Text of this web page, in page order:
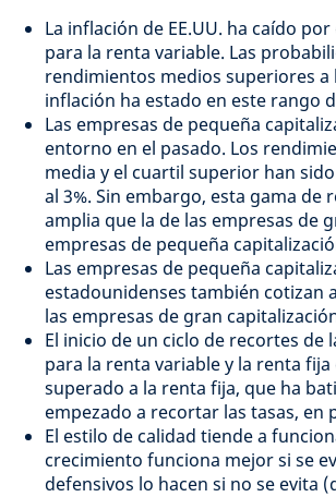
La inflación de EE.UU. ha caído
para la renta variable. Las
rendimientos medios superiores
inflación ha estado en este rango
Las empresas de pequeña
entorno en el pasado. Los
media y el cuartil superior han
al 3%. Sin embargo, esta gama
amplia que la de las empresas de
empresas de pequeña
Las empresas de pequeña
estadounidenses también cotizan
las empresas de gran
El inicio de un ciclo de recortes de
para la renta variable y la renta
superado a la renta fija, que ha
empezado a recortar las tasas, en
El estilo de calidad tiende a
crecimiento funciona mejor si se
defensivos lo hacen si no se evita